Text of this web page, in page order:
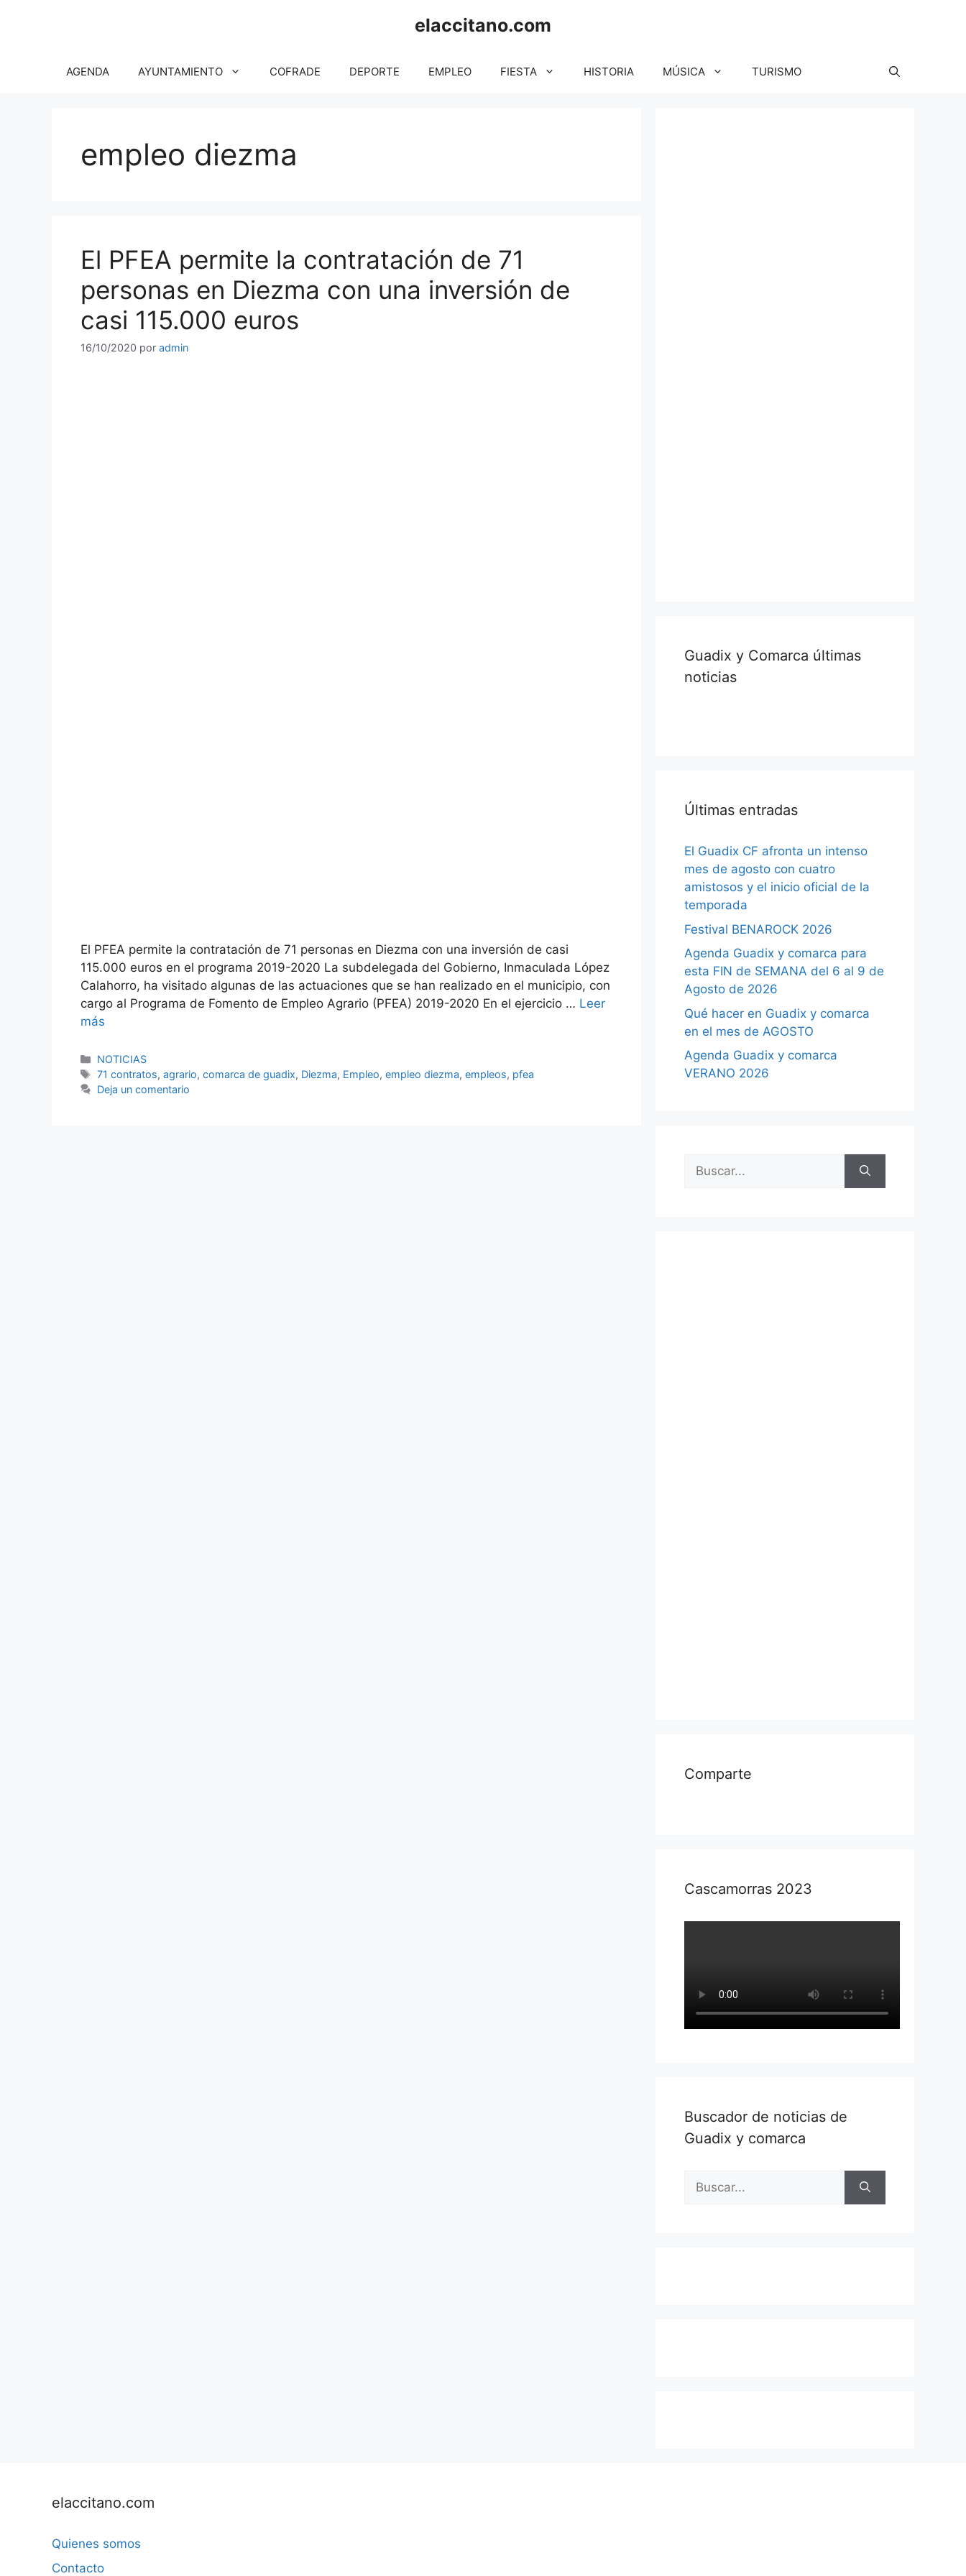
elaccitano.com
AGENDA AYUNTAMIENTO COFRADE DEPORTE EMPLEO FIESTA HISTORIA MÚSICA TURISMO
empleo diezma
El PFEA permite la contratación de 71
personas en Diezma con una inversión de
casi 115.000 euros
16/10/2020 por admin
El PFEA permite la contratación de 71 personas en Diezma con una inversión de casi
115.000 euros en el programa 2019-2020 La subdelegada del Gobierno, Inmaculada López
Calahorro, ha visitado algunas de las actuaciones que se han realizado en el municipio, con
cargo al Programa de Fomento de Empleo Agrario (PFEA) 2019-2020 En el ejercicio … Leer
más
Categorías
NOTICIAS
Etiquetas
71 contratos,agrario,comarca de guadix, Diezma, Empleo,empleo diezma,empleos, pfea
Deja un comentario
Guadix y Comarca últimas
noticias
Últimas entradas
El Guadix CF afronta un intenso
mes de agosto con cuatro
amistosos y el inicio oficial de la
temporada
Festival BENAROCK 2026
Agenda Guadix y comarca para
esta FIN de SEMANA del 6 al 9 de
Agosto de 2026
Qué hacer en Guadix y comarca
en el mes de AGOSTO
Agenda Guadix y comarca
VERANO 2026
Buscar:
Comparte
Cascamorras 2023
Buscador de noticias de
Guadix y comarca
Buscar:
elaccitano.com
Quienes somos
Contacto